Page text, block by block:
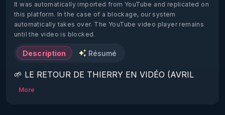
It was automatically imported from YouTube and replicated on
this platform. In the case of a blockage, our system
automatically takes over. The YouTube video player remains
until the video is blocked.
Description Résumé
🌱 LE RETOUR DE THIERRY EN VIDÉO (AVRIL
2022)!
More